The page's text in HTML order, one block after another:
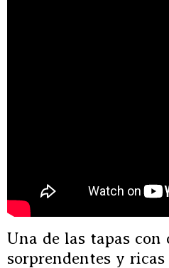
Una de las tapas con
sorprendentes y ricas